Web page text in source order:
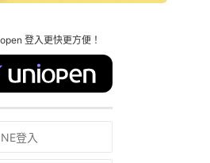
登入更快更方便！
登入